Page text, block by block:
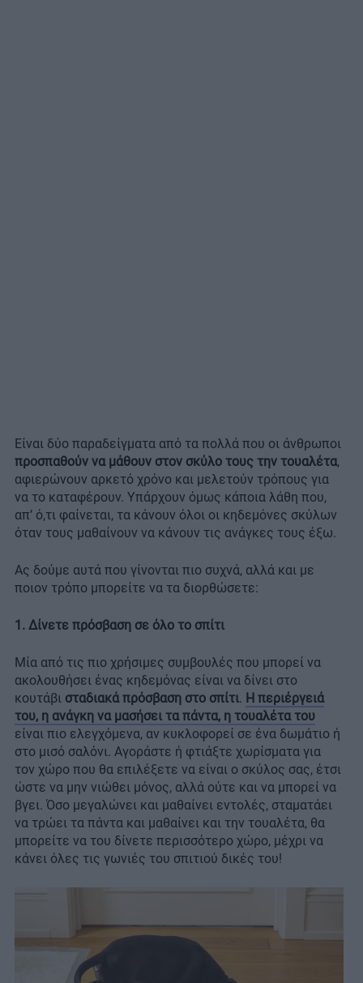
Είναι δύο παραδείγματα από τα πολλά που οι άνθρωποι
προσπαθούν να μάθουν στον σκύλο τους την τουαλέτα,
αφιερώνουν αρκετό χρόνο και μελετούν τρόπους για
να το καταφέρουν. Υπάρχουν όμως κάποια λάθη που,
απ’ ό,τι φαίνεται, τα κάνουν όλοι οι κηδεμόνες σκύλων
όταν τους μαθαίνουν να κάνουν τις ανάγκες τους έξω.
Ας δούμε αυτά που γίνονται πιο συχνά, αλλά και με
ποιον τρόπο μπορείτε να τα διορθώσετε:
1. Δίνετε πρόσβαση σε όλο το σπίτι
Μία από τις πιο χρήσιμες συμβουλές που μπορεί να
ακολουθήσει ένας κηδεμόνας είναι να δίνει στο
κουτάβι σταδιακά πρόσβαση στο σπίτι. Η περιέργειά
του, η ανάγκη να μασήσει τα πάντα, η τουαλέτα του
είναι πιο ελεγχόμενα, αν κυκλοφορεί σε ένα δωμάτιο ή
στο μισό σαλόνι. Αγοράστε ή φτιάξτε χωρίσματα για
τον χώρο που θα επιλέξετε να είναι ο σκύλος σας, έτσι
ώστε να μην νιώθει μόνος, αλλά ούτε και να μπορεί να
βγει. Όσο μεγαλώνει και μαθαίνει εντολές, σταματάει
να τρώει τα πάντα και μαθαίνει και την τουαλέτα, θα
μπορείτε να του δίνετε περισσότερο χώρο, μέχρι να
κάνει όλες τις γωνιές του σπιτιού δικές του!